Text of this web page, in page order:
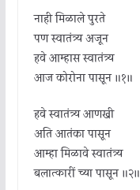
नाही मिळाले पुरते
पण स्वातंत्र्य अजून
हवे आम्हास स्वातंत्र्य
आज कोरोना पासून ॥१॥
हवे स्वातंत्र्य आणखी
अति आतंका पासून
आम्हा मिळावे स्वातंत्र्य
बलात्कारीं च्या पासून ॥२॥